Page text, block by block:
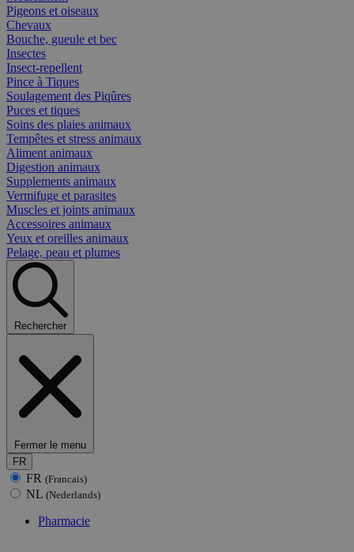
Pigeons et oiseaux
Chevaux
Bouche, gueule et bec
Insectes
Insect-repellent
Pince à Tiques
Soulagement des Piqûres
Puces et tiques
Soins des plaies animaux
Tempêtes et stress animaux
Aliment animaux
Digestion animaux
Supplements animaux
Vermifuge et parasites
Muscles et joints animaux
Accessoires animaux
Yeux et oreilles animaux
Pelage, peau et plumes
Rechercher
Fermer le menu
FR
FR (Francais)
NL (Nederlands)
Pharmacie